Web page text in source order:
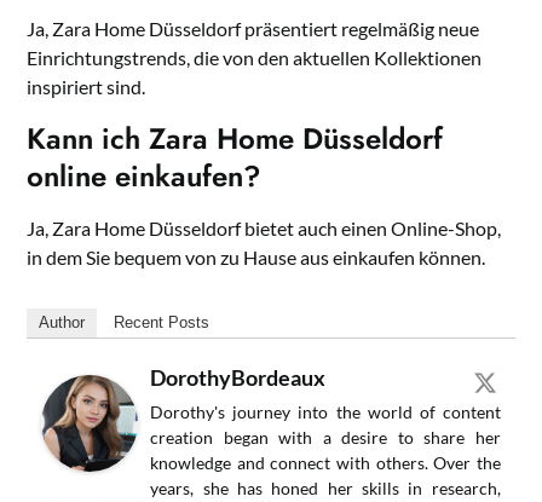
Ja, Zara Home Düsseldorf präsentiert regelmäßig neue
Einrichtungstrends, die von den aktuellen Kollektionen
inspiriert sind.
Kann ich Zara Home Düsseldorf
online einkaufen?
Ja, Zara Home Düsseldorf bietet auch einen Online-Shop,
in dem Sie bequem von zu Hause aus einkaufen können.
Author Recent Posts
DorothyBordeaux
Dorothy's journey into the world of content
creation began with a desire to share her
knowledge and connect with others. Over the
years, she has honed her skills in research,